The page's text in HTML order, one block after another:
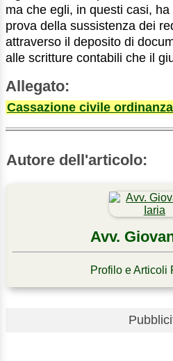
ma che egli, in questi casi, ha
prova della sussistenza dei
attraverso il deposito di
alle scritture contabili che il
Allegato:
Cassazione civile
Autore dell'articolo:
Avv.
Profilo e Articoli